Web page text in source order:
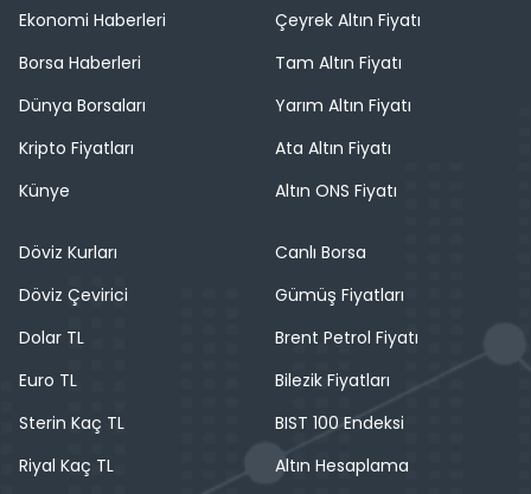
Ekonomi Haberleri
Borsa Haberleri
Dünya Borsaları
Kripto Fiyatları
Künye
Çeyrek Altın Fiyatı
Tam Altın Fiyatı
Yarım Altın Fiyatı
Ata Altın Fiyatı
Altın ONS Fiyatı
Döviz Kurları
Döviz Çevirici
Dolar TL
Euro TL
Sterin Kaç TL
Riyal Kaç TL
Canlı Borsa
Gümüş Fiyatları
Brent Petrol Fiyatı
Bilezik Fiyatları
BIST 100 Endeksi
Altın Hesaplama